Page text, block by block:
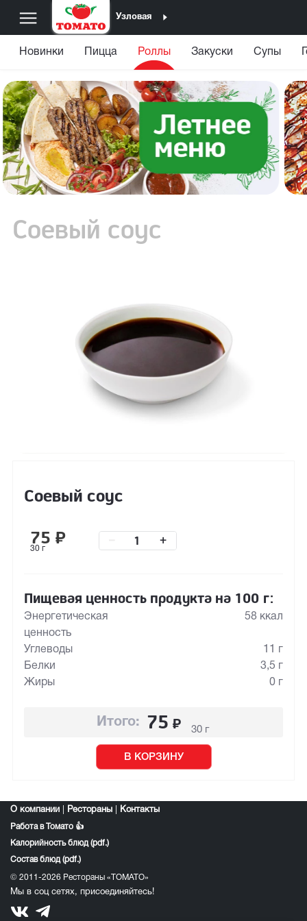
Узловая
Новинки Пицца Роллы Закуски Супы
Соевый соус
Соевый соус
75 ₽
30 г
+
Пищевая ценность продукта на 100 г:
Энергетическая
ценность
58 ккал
Углеводы
11 г
Белки
3,5 г
Жиры
0 г
Итого: 75 ₽ 30 г
В КОРЗИНУ
О компании Рестораны Контакты
Работа в Томато 👍
Калорийность блюд (pdf.)
Состав блюд (pdf.)
© 2011-2026 Рестораны «ТОМАТО»
Мы в соц сетях, присоединяйтесь!